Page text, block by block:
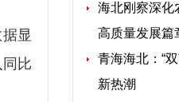
显
比
海北刚察深化
高质量发展篇
青海海北：“
新热潮